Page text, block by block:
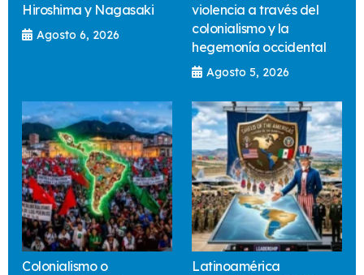
Hiroshima y Nagasaki
Agosto 6, 2026
violencia a través del
colonialismo y la
hegemonía occidental
Agosto 5, 2026
Colonialismo o
Latinoamérica